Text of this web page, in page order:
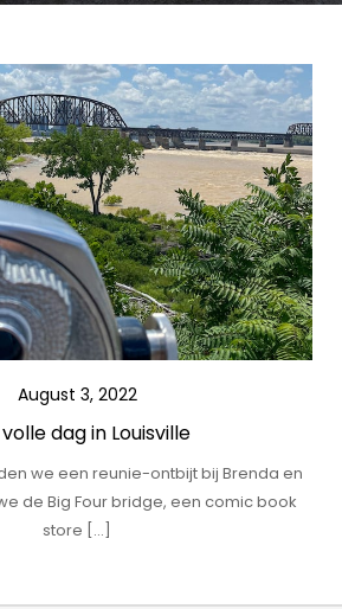
August 3, 2022
dag in Louisville
we een reunie-ontbijt bij Brenda en
de Big Four bridge, een comic book
store […]